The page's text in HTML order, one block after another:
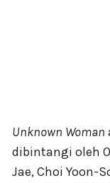
Unknown Woman
dibintangi oleh
Jae, Choi Yoon-